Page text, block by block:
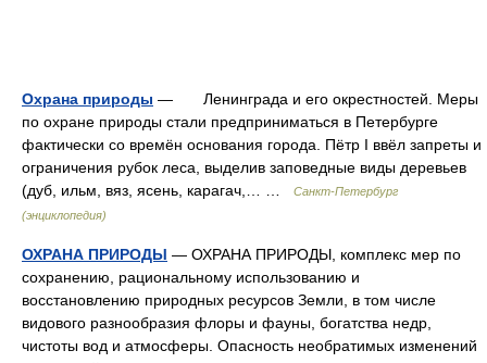
Охрана природы — Ленинграда и его окрестностей. Меры
по охране природы стали предприниматься в Петербурге
фактически со времён основания города. Пётр I ввёл запреты и
ограничения рубок леса, выделив заповедные виды деревьев
(дуб, ильм, вяз, ясень, карагач,… …
Санкт-Петербург
(энциклопедия)
ОХРАНА ПРИРОДЫ — ОХРАНА ПРИРОДЫ, комплекс мер по
сохранению, рациональному использованию и
восстановлению природных ресурсов Земли, в том числе
видового разнообразия флоры и фауны, богатства недр,
чистоты вод и атмосферы. Опасность необратимых изменений